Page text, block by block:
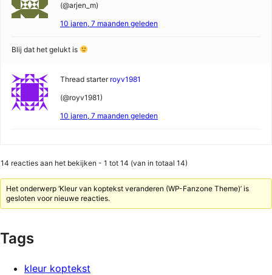
(@arjen_m)
10 jaren, 7 maanden geleden
Blij dat het gelukt is
Thread starter royv1981
(@royv1981)
10 jaren, 7 maanden geleden
14 reacties aan het bekijken - 1 tot 14 (van in totaal 14)
Het onderwerp ‘Kleur van koptekst veranderen (WP-Fanzone Theme)’ is
gesloten voor nieuwe reacties.
Tags
kleur koptekst